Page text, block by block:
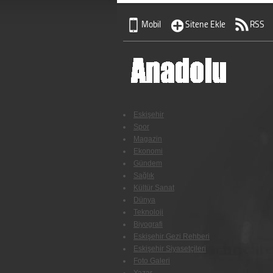
Mobil Sitene Ekle RSS
Eskişehir
Spor
Magazin
Ekonomi
Gündem
Sağlık
Kültür Sanat
Dünya
Teknoloji
Biyografi
Eskişehir Gezi Rehberi
Eskişehir Siyasetçileri
Foto Galeri